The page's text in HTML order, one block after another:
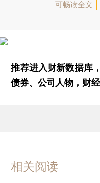
可畅读全文
推荐进入财新数据库
债券、公司人物，财
相关阅读